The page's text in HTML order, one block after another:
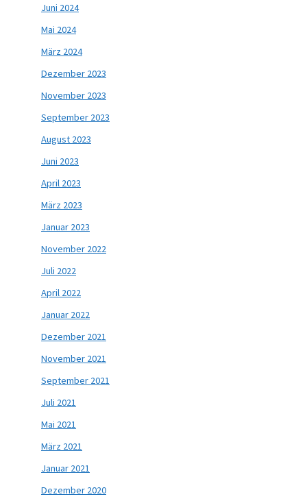
Juni 2024
Mai 2024
März 2024
Dezember 2023
November 2023
September 2023
August 2023
Juni 2023
April 2023
März 2023
Januar 2023
November 2022
Juli 2022
April 2022
Januar 2022
Dezember 2021
November 2021
September 2021
Juli 2021
Mai 2021
März 2021
Januar 2021
Dezember 2020